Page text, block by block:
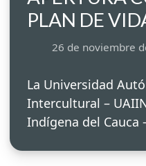
PLAN DE
26 de noviembre
La Universidad
Intercultural –
Indígena del Cauca